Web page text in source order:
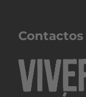
Contactos